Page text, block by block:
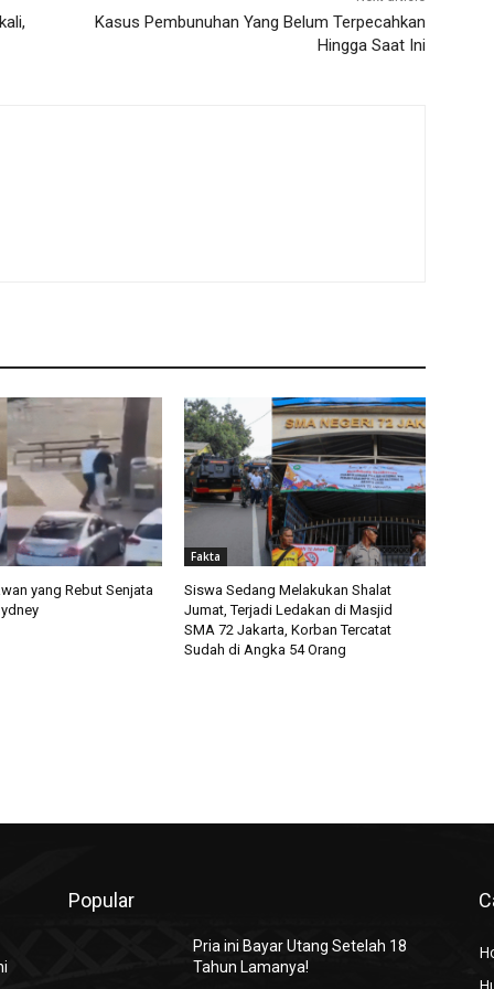
Kasus Pembunuhan Yang Belum Terpecahkan
Hingga Saat Ini
yang Rebut Senjata
Fakta
Siswa Sedang Melakukan Shalat
Jumat, Terjadi Ledakan di Masjid
SMA 72 Jakarta, Korban Tercatat
Sudah di Angka 54 Orang
Popular
Pria ini Bayar Utang Setelah 18
Tahun Lamanya!